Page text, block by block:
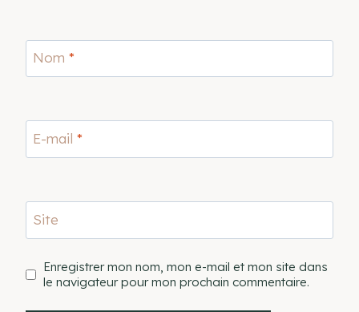
Nom *
E-mail *
Site
Enregistrer mon nom, mon e-mail et mon site dans
le navigateur pour mon prochain commentaire.